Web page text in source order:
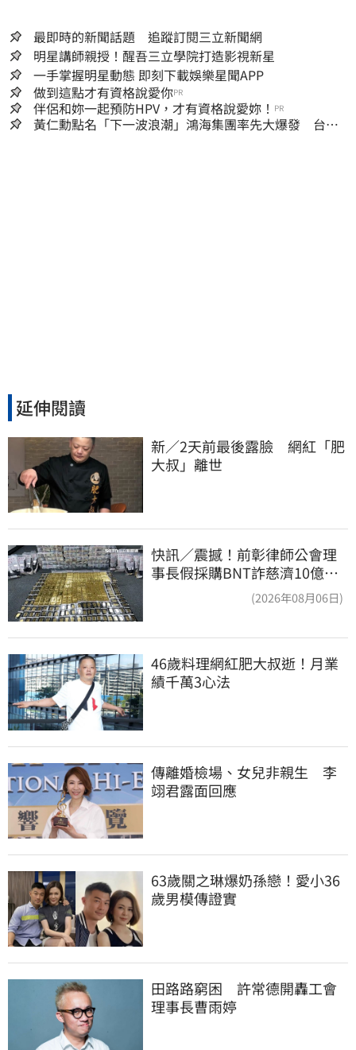
最即時的新聞話題 追蹤訂閱三立新聞網
明星講師親授！醒吾三立學院打造影視新星
一手掌握明星動態 即刻下載娛樂星聞APP
做到這點才有資格說愛你PR
伴侶和妳一起預防HPV，才有資格說愛妳！ PR
黃仁勳點名「下一波浪潮」鴻海集團率先大爆發 台股
延伸閱讀
新／2天前最後露臉　網紅「肥
大叔」離世
快訊／震撼！前彰律師公會理
事長假採購BNT詐慈濟10億、
洗錢囤232kg黃金(2026年08月06日)
46歲料理網紅肥大叔逝！月業
績千萬3心法
傳離婚檢場、女兒非親生　李
翊君露面回應
63歲關之琳爆奶孫戀！愛小36
歲男模傳證實
田路路窮困　許常德開轟工會
理事長曹雨婷